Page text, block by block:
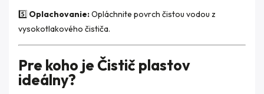
5️⃣ Oplachovanie:Opláchnite povrch čistou vodou z
vysokotlakového čističa.
Pre koho je Čistič plastov
ideálny?